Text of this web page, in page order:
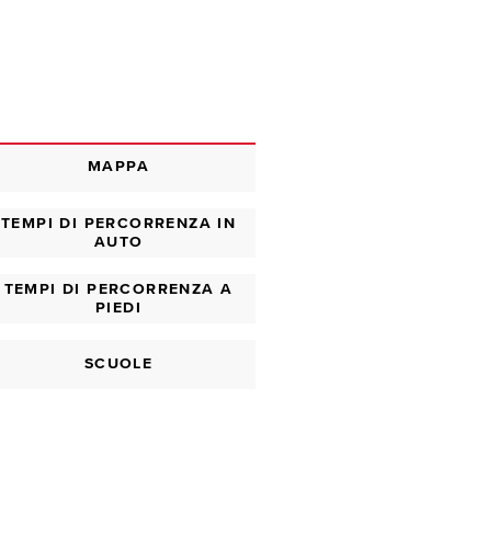
MAPPA
TEMPI DI PERCORRENZA IN
AUTO
TEMPI DI PERCORRENZA A
PIEDI
SCUOLE